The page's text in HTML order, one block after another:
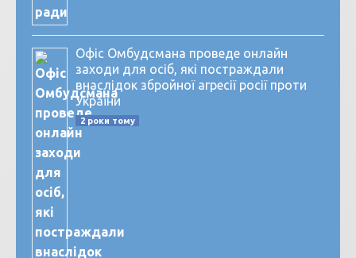
Офіс Омбудсмана проведе онлайн
заходи для осіб, які постраждали
внаслідок збройної агресії росії проти
України
2 роки тому